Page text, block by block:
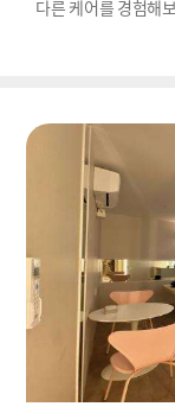
다른 케어를 경험해